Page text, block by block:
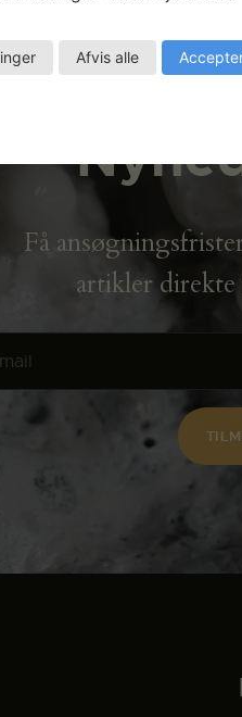
Få
artikler
Afvis alle